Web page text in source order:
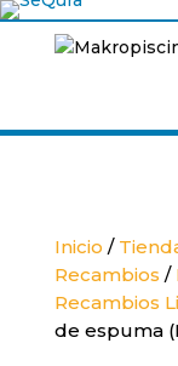
Inicio /
Recambios /
Recambios
de espuma